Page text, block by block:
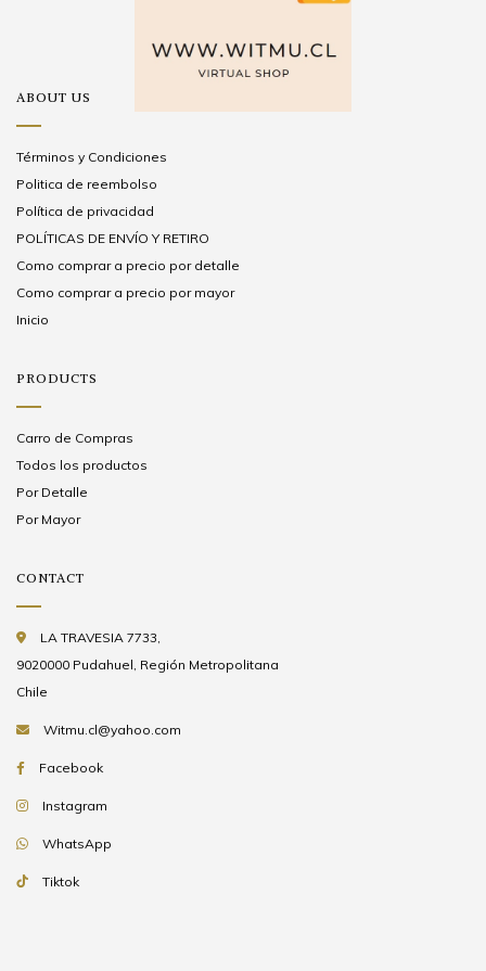
ABOUT US
Términos y Condiciones
Politica de reembolso
Política de privacidad
POLÍTICAS DE ENVÍO Y RETIRO
Como comprar a precio por detalle
Como comprar a precio por mayor
Inicio
PRODUCTS
Carro de Compras
Todos los productos
Por Detalle
Por Mayor
CONTACT
LA TRAVESIA 7733,
9020000 Pudahuel, Región Metropolitana
Chile
Witmu.cl@yahoo.com
Facebook
Instagram
WhatsApp
Tiktok